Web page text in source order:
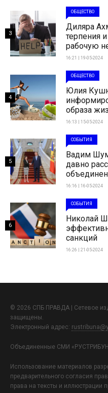
ОБЩЕСТВО
Диляра
терпения
рабочую
16:21 | 19-05-2024
3
ОБЩЕСТВО
Юлия
образа
16:13 | 15-05-2024
4
СОБЫТИЯ
Вадим
давно
16:16 | 16-05-2024
5
СОБЫТИЯ
Николай
санкций
16:26 | 21-05-2024
6
© 2026 СПБ ПРАВДА | Сетевое
защищены.
Электронный адрес:
Объединенные СМИ
Использование материалов
предварительного согласия
права на тексты и иллюстрации